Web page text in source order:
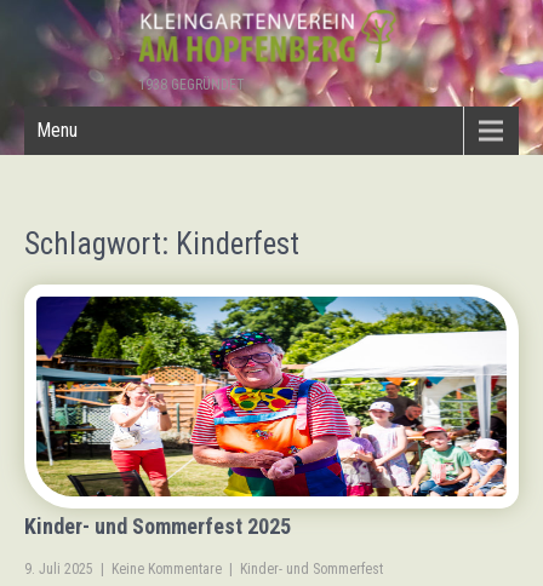
1938 GEGRÜNDET
Menu
Schlagwort: Kinderfest
Kinder- und Sommerfest 2025
9. Juli 2025 Keine Kommentare Kinder- und Sommerfest